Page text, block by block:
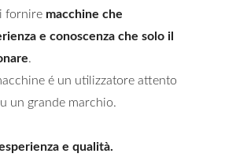
fornire macchine che
e conoscenza che solo il
.
é un utilizzatore attento
un grande marchio.
e qualità.